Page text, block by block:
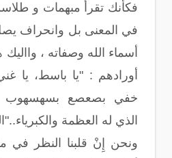
فكأنك تقرأ مبهمات و
في المعنى بل وانحراف
أسماء الله وصفاته ،
أورادهم : "يا باسط، يا
خفي بصعصع بسهسهوب
الذي له العظمة
ونحن إِنْ قلبنا النظر في